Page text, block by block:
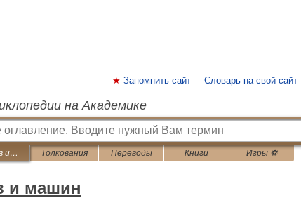
Запомнить сайт Словарь на свой сайт
на Академике
Теория механизмов и машин Толкования Переводы Книги Игры ⚽
и машин